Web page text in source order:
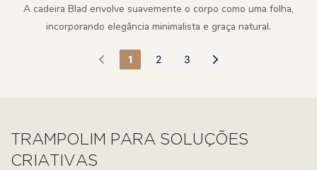
A cadeira Blad envolve suavemente o corpo como uma folha,
incorporando elegância minimalista e graça natural.
1 2 3
TRAMPOLIM PARA SOLUÇÕES
CRIATIVAS